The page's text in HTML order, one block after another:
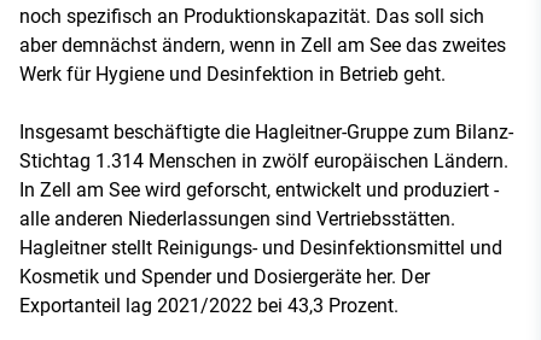
noch spezifisch an Produktionskapazität. Das soll sich
aber demnächst ändern, wenn in Zell am See das zweites
Werk für Hygiene und Desinfektion in Betrieb geht.
Insgesamt beschäftigte die Hagleitner-Gruppe zum Bilanz-
Stichtag 1.314 Menschen in zwölf europäischen Ländern.
In Zell am See wird geforscht, entwickelt und produziert -
alle anderen Niederlassungen sind Vertriebsstätten.
Hagleitner stellt Reinigungs- und Desinfektionsmittel und
Kosmetik und Spender und Dosiergeräte her. Der
Exportanteil lag 2021/2022 bei 43,3 Prozent.